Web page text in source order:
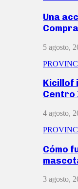
Una
5 agosto,
Kicillof
4 agosto,
Cómo
3 agosto,